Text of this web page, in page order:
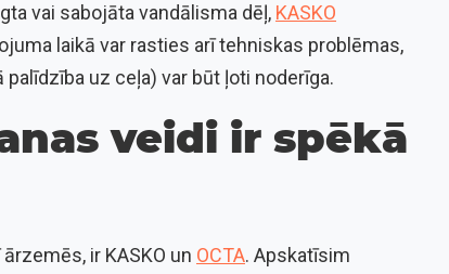
vai sabojāta vandālisma dēļ, KASKO
laikā var rasties arī tehniskas problēmas,
uz ceļa) var būt ļoti noderīga.
veidi ir spēkā
ir KASKO un OCTA. Apskatīsim